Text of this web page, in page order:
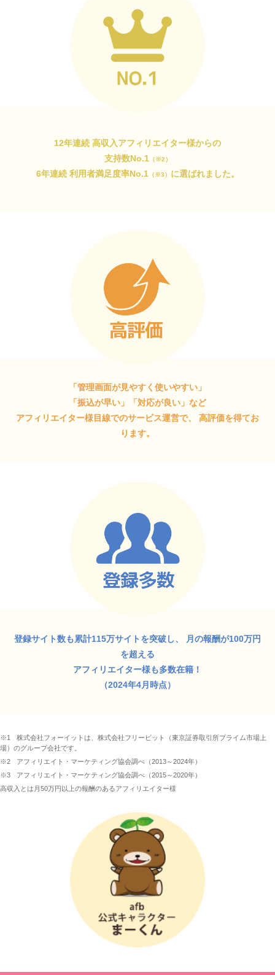
12年連続 高収入アフィリエイター様からの
支持数No.1（※2）
6年連続 利用者満足度率No.1（※3） に選ばれました。
「管理画面が見やすく使いやすい」
「振込が早い」「対応が良い」など
アフィリエイター様目線でのサービス運営で、
高評価を得てお
ります。
登録サイト数も累計115万サイトを突破し、
月の報酬が100万円
を超える
アフィリエイター様も多数在籍！
（2024年4月時点）
※1
株式会社フォーイットは、株式会社フリービット（東京証券取引所プライム市場上
場）のグループ会社です。
※2
アフィリエイト・マーケティング協会調べ（2013～2024年）
※3
アフィリエイト・マーケティング協会調べ（2015～2020年）
高収入とは月50万円以上の報酬のあるアフィリエイター様